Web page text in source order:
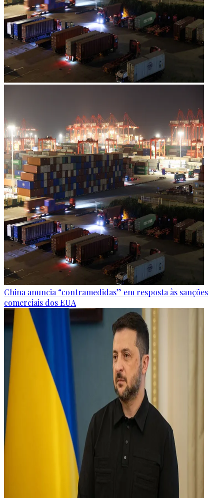
China anuncia “contramedidas” em resposta às sanções
comerciais dos EUA